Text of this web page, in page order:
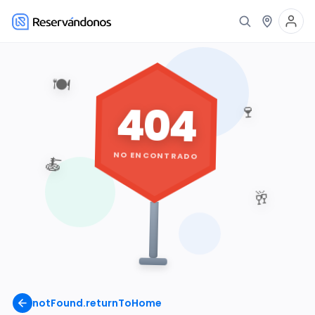
notFound.returnToHome
🍽️
🍷
🥂
🍝
404
NO ENCONTRADO